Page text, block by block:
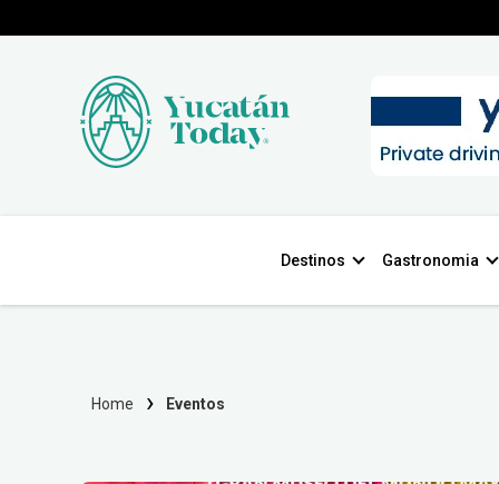
Destinos Gastronomia
Home Eventos